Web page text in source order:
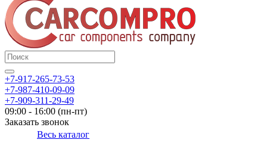
+7-917-265-73-53
+7-987-410-09-09
+7-909-311-29-49
09:00 - 16:00 (пн-пт)
Заказать звонок
Весь каталог